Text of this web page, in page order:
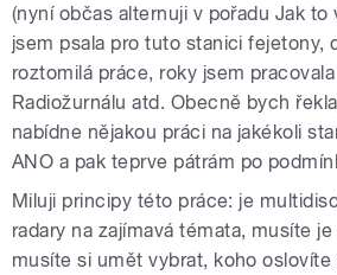
(nyní občas alternuji v pořadu Jak to
jsem psala pro tuto stanici fejetony,
roztomilá práce, roky jsem
Radiožurnálu atd. Obecně bych
nabídne nějakou práci na jakékoli
ANO a pak teprve pátrám po
Miluji principy této práce: je
radary na zajímavá témata, musíte
musíte si umět vybrat, koho